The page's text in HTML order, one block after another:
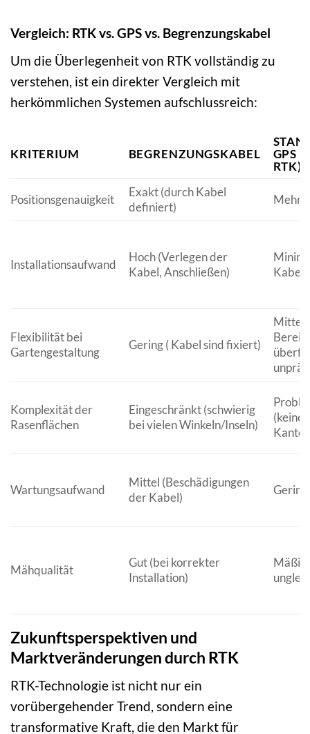
Vergleich: RTK vs. GPS vs. Begrenzungskabel
Um die Überlegenheit von RTK vollständig zu
verstehen, ist ein direkter Vergleich mit
herkömmlichen Systemen aufschlussreich:
KRITERIUM BEGRENZUNGSKABEL
GPS
RTK)
Positionsgenauigkeit
Exakt (durch Kabel
definiert)
Installationsaufwand
Hoch (Verlegen der
Kabel, Anschließen)
Kabel)
Flexibilität bei
Gartengestaltung
Gering ( Kabel sind fixiert)
Mittel
Komplexität der
Rasenflächen
Eingeschränkt (schwierig
bei vielen Winkeln/Inseln)
(keine
Wartungsaufwand
Mittel (Beschädigungen
der Kabel)
Gering
Mähqualität
Gut (bei korrekter
Installation)
Mäßig
Zukunftsperspektiven und
Marktveränderungen durch RTK
RTK-Technologie ist nicht nur ein
vorübergehender Trend, sondern eine
transformative Kraft, die den Markt für